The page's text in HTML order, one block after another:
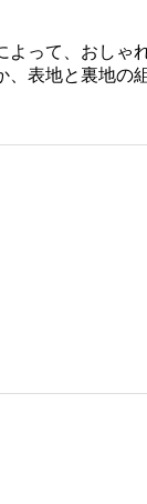
って、おしゃ
表地と裏地